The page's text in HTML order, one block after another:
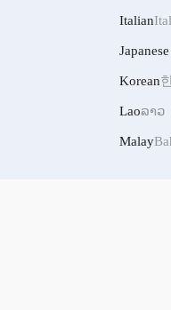
Italian
Japanese
Korean
Laoລາວ
Malay